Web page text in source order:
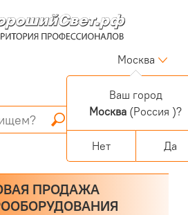
Москва
Войти
Регистрация
Корзина
0 позиций
Персональный раздел
ПРОДАЖА
Ваш город
Москва (Россия )?
Нет Да